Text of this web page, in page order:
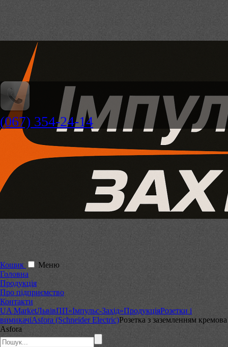
(067) 354-24-14
Кошик
Меню
Головна
Продукція
Про підприємство
Контакти
UA MarketЛьвівПП«Імпульс-Захід»ПродукціяРозетки і
вимикачіAsfora (Schneider Electric)Розетка з заземленням кремова
Asfora